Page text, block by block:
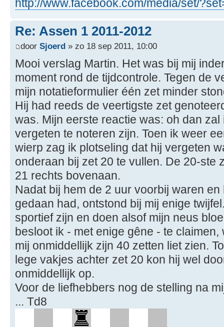
http://www.facebook.com/media/set/
Re: Assen 1 2011-2012
door Sjoerd » zo 18 sep 2011, 10:00
Mooi verslag Martin. Het was bij mij
moment rond de tijdcontrole. Tegen de
mijn notatieformulier één zet minder
Hij had reeds de veertigste zet
was. Mijn eerste reactie was: oh dan
vergeten te noteren zijn. Toen ik weer
wierp zag ik plotseling dat hij vergeten
onderaan bij zet 20 te vullen. De 20-ste
21 rechts bovenaan.
Nadat bij hem de 2 uur voorbij waren
gedaan had, ontstond bij mij enige
sportief zijn en doen alsof mijn neus
besloot ik - met enige gêne - te
mij onmiddellijk zijn 40 zetten liet zien.
lege vakjes achter zet 20 kon hij wel
onmiddellijk op.
Voor de liefhebbers nog de stelling na
... Td8